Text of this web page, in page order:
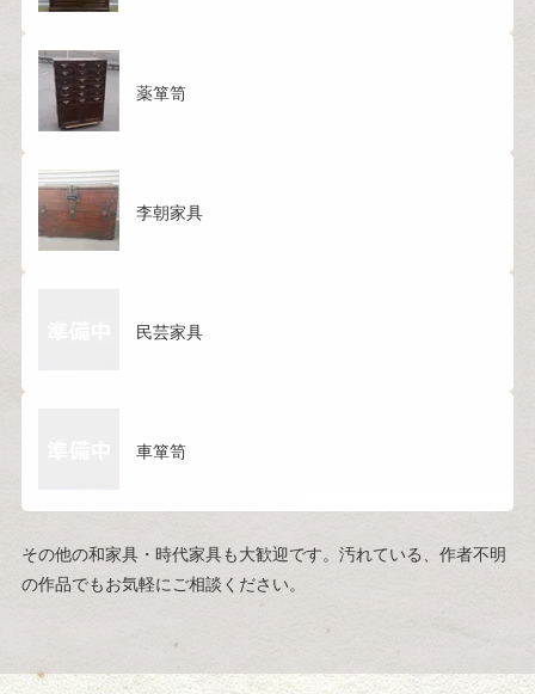
薬箪笥
李朝家具
民芸家具
車箪笥
その他の和家具・時代家具も大歓迎です。汚れている、作者不明
の作品でもお気軽にご相談ください。